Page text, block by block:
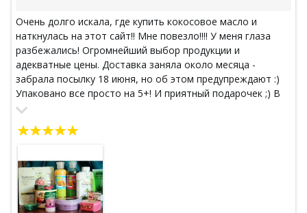
Очень долго искала, где купить кокосовое масло и
наткнулась на этот сайт!! Мне повезло!!!! У меня глаза
разбежались! Огромнейший выбор продукции и
адекватные цены. Доставка заняла около месяца -
забрала посылку 18 июня, но об этом предупреждают :)
Упаковано все просто на 5+! И приятный подарочек ;) В
восторге от магазина! Буду заказывать еще!!!